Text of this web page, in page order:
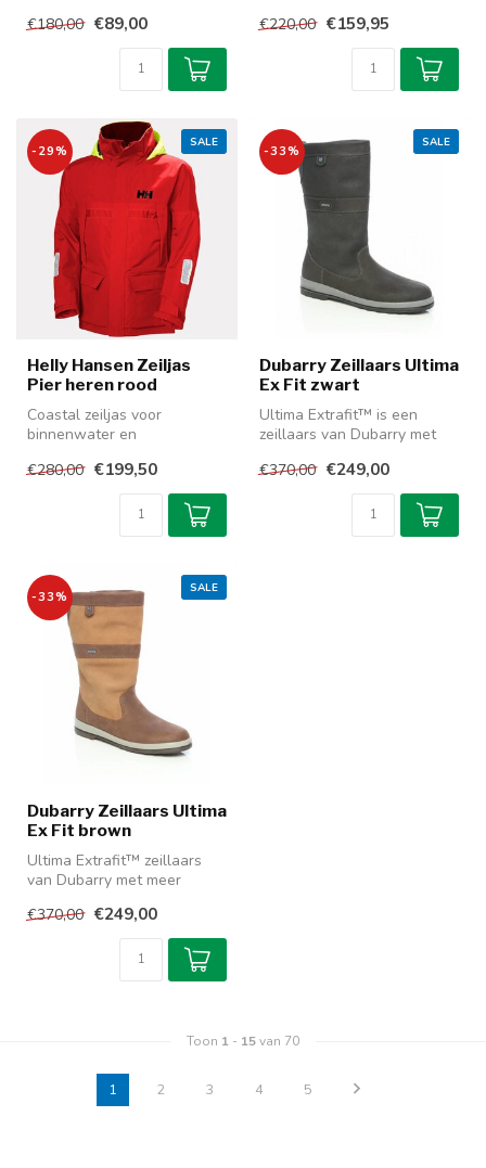
eigenschappen van ee...
€180,00 €89,00
Helly...
€220,00 €159,95
SALE
-29%
Helly Hansen Zeiljas
Pier heren rood
Coastal zeiljas voor
binnenwater en
bescherming tegen re...
€280,00 €199,50
SALE
-33%
Dubarry Zeillaars Ultima
Ex Fit zwart
Ultima Extrafit™ is een
zeillaars van Dubarry met
is...
€370,00 €249,00
SALE
-33%
Dubarry Zeillaars Ultima
Ex Fit brown
Ultima Extrafit™ zeillaars
van Dubarry met meer
pa...
€370,00 €249,00
Toon 1 - 15van 70
1 2 3 4 5